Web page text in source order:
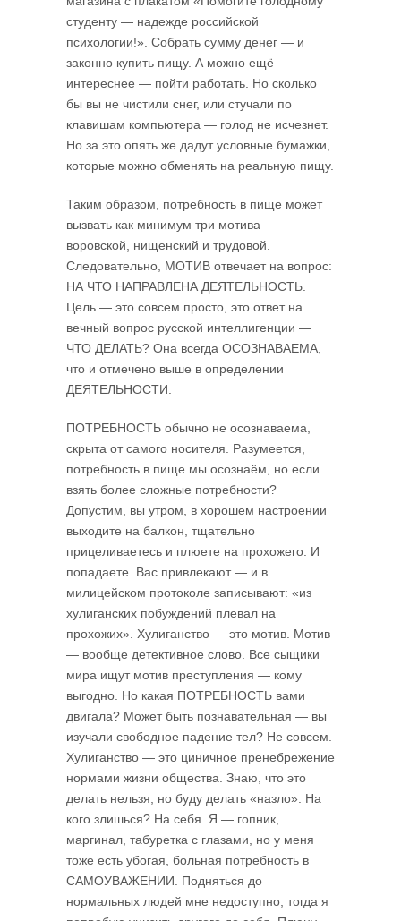
студенту — надежде российской
психологии!». Собрать сумму денег — и
законно купить пищу. А можно ещё
интереснее — пойти работать. Но сколько
бы вы не чистили снег, или стучали по
клавишам компьютера — голод не исчезнет.
Но за это опять же дадут условные бумажки,
которые можно обменять на реальную пищу.
Таким образом, потребность в пище может
вызвать как минимум три мотива —
воровской, нищенский и трудовой.
Следовательно, МОТИВ отвечает на вопрос:
НА ЧТО НАПРАВЛЕНА ДЕЯТЕЛЬНОСТЬ.
Цель — это совсем просто, это ответ на
вечный вопрос русской интеллигенции —
ЧТО ДЕЛАТЬ? Она всегда ОСОЗНАВАЕМА,
что и отмечено выше в определении
ДЕЯТЕЛЬНОСТИ.
ПОТРЕБНОСТЬ обычно не осознаваема,
скрыта от самого носителя. Разумеется,
потребность в пище мы осознаём, но если
взять более сложные потребности?
Допустим, вы утром, в хорошем настроении
выходите на балкон, тщательно
прицеливаетесь и плюете на прохожего. И
попадаете. Вас привлекают — и в
милицейском протоколе записывают: «из
хулиганских побуждений плевал на
прохожих». Хулиганство — это мотив. Мотив
— вообще детективное слово. Все сыщики
мира ищут мотив преступления — кому
выгодно. Но какая ПОТРЕБНОСТЬ вами
двигала? Может быть познавательная — вы
изучали свободное падение тел? Не совсем.
Хулиганство — это циничное пренебрежение
нормами жизни общества. Знаю, что это
делать нельзя, но буду делать «назло». На
кого злишься? На себя. Я — гопник,
маргинал, табуретка с глазами, но у меня
тоже есть убогая, больная потребность в
САМОУВАЖЕНИИ. Подняться до
нормальных людей мне недоступно, тогда я